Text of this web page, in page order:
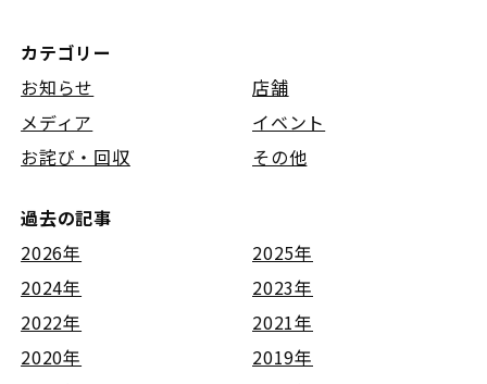
カテゴリー
お知らせ
店舗
メディア
イベント
お詫び・回収
その他
過去の記事
2026年
2025年
2024年
2023年
2022年
2021年
2020年
2019年